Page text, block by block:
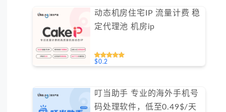
动态机房住宅IP 流量计费 稳
定代理池 机房ip
$0.2
叮当助手 专业的海外手机号
码处理软件，低至0.49$/天